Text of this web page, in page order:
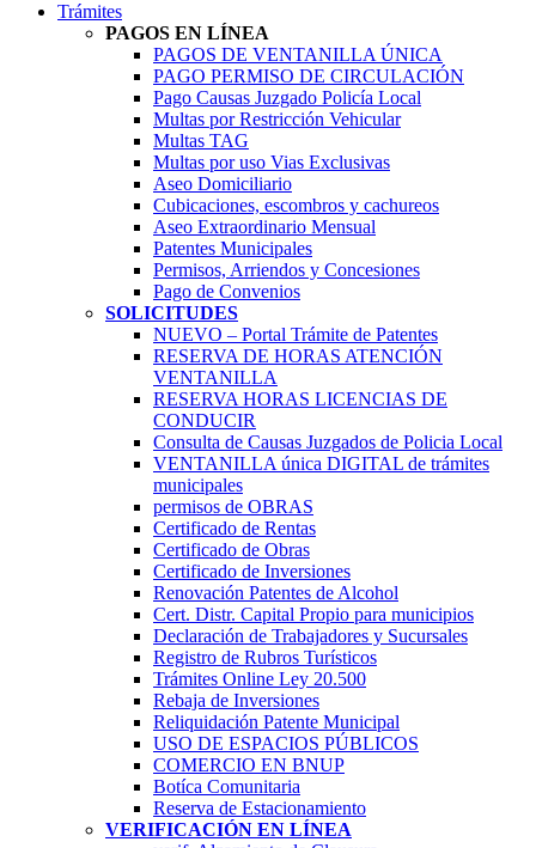
Trámites
PAGOS EN LÍNEA
PAGOS DE VENTANILLA ÚNICA
PAGO PERMISO DE CIRCULACIÓN
Pago Causas Juzgado Policía Local
Multas por Restricción Vehicular
Multas TAG
Multas por uso Vias Exclusivas
Aseo Domiciliario
Cubicaciones, escombros y cachureos
Aseo Extraordinario Mensual
Patentes Municipales
Permisos, Arriendos y Concesiones
Pago de Convenios
SOLICITUDES
NUEVO – Portal Trámite de Patentes
RESERVA DE HORAS ATENCIÓN
VENTANILLA
RESERVA HORAS LICENCIAS DE
CONDUCIR
Consulta de Causas Juzgados de Policia Local
VENTANILLA única DIGITAL de trámites
municipales
permisos de OBRAS
Certificado de Rentas
Certificado de Obras
Certificado de Inversiones
Renovación Patentes de Alcohol
Cert. Distr. Capital Propio para municipios
Declaración de Trabajadores y Sucursales
Registro de Rubros Turí­sticos
Trámites Online Ley 20.500
Rebaja de Inversiones
Reliquidación Patente Municipal
USO DE ESPACIOS PÚBLICOS
COMERCIO EN BNUP
Botíca Comunitaria
Reserva de Estacionamiento
VERIFICACIÓN EN LÍNEA